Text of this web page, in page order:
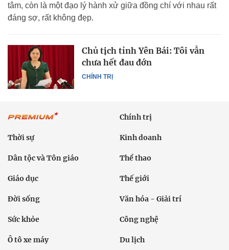
tâm, còn là một đạo lý hành xử giữa đồng chí với nhau rất
đáng sợ, rất không đẹp.
CHÍNH TRỊ
Chủ tịch tỉnh Yên Bái: Tôi vẫn
chưa hết đau đớn
Chính trị
Thời sự Kinh doanh
Dân tộc và Tôn giáo Thể thao
Giáo dục Thế giới
Đời sống Văn hóa - Giải trí
Sức khỏe Công nghệ
Ô tô xe máy Du lịch